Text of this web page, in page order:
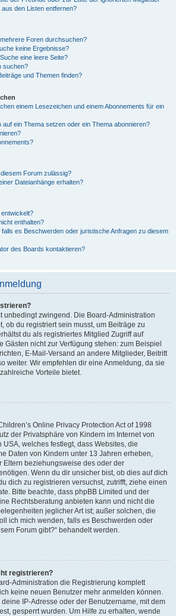
den Listen entfernen?
Foren durchsuchen?
keine Ergebnisse?
eine leere Seite?
suchen?
und Themen finden?
einem Lesezeichen und einem Abonnements für ein
ein Thema setzen oder ein Thema abonnieren?
Forum zulässig?
Dateianhänge erhalten?
enthalten?
es Beschwerden oder juristische Anfragen zu diesem
des Boards kontaktieren?
unbedingt zwingend. Die Board-Administration
ob du registriert sein musst, um Beiträge zu
du als registriertes Mitglied Zugriff auf
Gästen nicht zur Verfügung stehen: zum Beispiel
E-Mail-Versand an andere Mitglieder, Beitritt
weiter. Wir empfehlen dir eine Anmeldung, da sie
Vorteile bietet.
Online Privacy Protection Act of 1998
der Privatsphäre von Kindern im Internet von
USA, welches festlegt, dass Websites, die
Daten von Kindern unter 13 Jahren erheben,
Eltern beziehungsweise des oder der
Wenn du dir unsicher bist, ob dies auf dich
dich zu registrieren versuchst, zutrifft, ziehe einen
Bitte beachte, dass phpBB Limited und der
Rechtsberatung anbieten kann und nicht die
jeglicher Art ist; außer solchen, die
ich mich wenden, falls es Beschwerden oder
Forum gibt?“ behandelt werden.
registrieren?
Administration die Registrierung komplett
keine neuen Benutzer mehr anmelden können.
IP-Adresse oder der Benutzername, mit dem
gesperrt wurden. Um Hilfe zu erhalten, wende